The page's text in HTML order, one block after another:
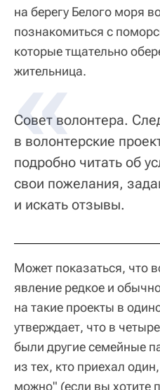
на берегу Белого моря
познакомиться с
которые тщательно
жительница.
Совет волонтера.
в волонтерские
подробно читать об
свои пожелания,
и искать отзывы.
Может показаться, что
явление редкое и
на такие проекты в
утверждает, что в
были другие семейные
из тех, кто приехал
можно" (если вы хотите